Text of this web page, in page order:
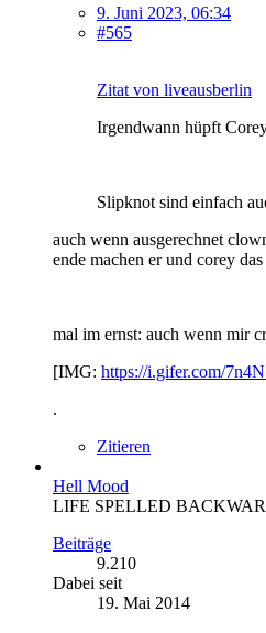
9. Juni 2023, 06:34
#565
Zitat von liveausberlin
Irgendwann hüpft
Slipknot sind einfach
auch wenn ausgerechnet
ende machen er und corey
mal im ernst: auch wenn mir
[IMG: https://i.gifer.com/
.
Zitieren
Hell Mood
LIFE SPELLED
Beiträge
9.210
Dabei seit
19. Mai 2014